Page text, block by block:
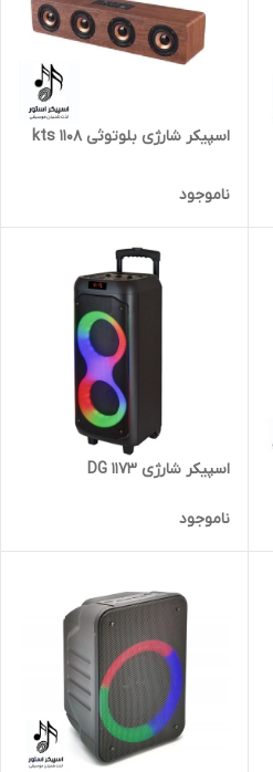
اسپیکر شارژی بلوتوثی kts 1108
ناموجود
اسپیکر شارژی DG 1173
ناموجود